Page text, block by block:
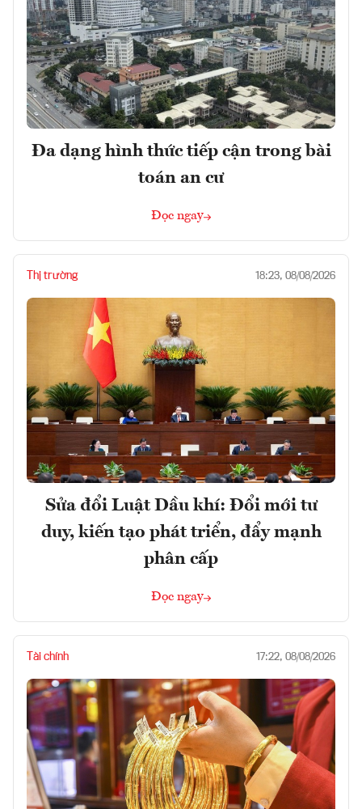
Đa dạng hình thức tiếp cận trong bài
toán an cư
Đọc ngay
Thị trường 18:23, 08/08/2026
Sửa đổi Luật Dầu khí: Đổi mới tư
duy, kiến tạo phát triển, đẩy mạnh
phân cấp
Đọc ngay
Tài chính 17:22, 08/08/2026